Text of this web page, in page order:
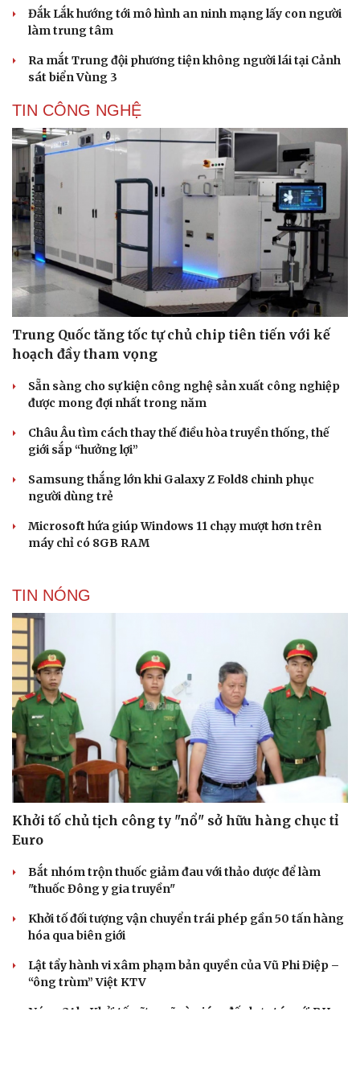
Đắk Lắk hướng tới mô hình an ninh mạng lấy con người
làm trung tâm
Ra mắt Trung đội phương tiện không người lái tại Cảnh
sát biển Vùng 3
TIN CÔNG NGHỆ
Trung Quốc tăng tốc tự chủ chip tiên tiến với kế
hoạch đầy tham vọng
Sẵn sàng cho sự kiện công nghệ sản xuất công nghiệp
được mong đợi nhất trong năm
Châu Âu tìm cách thay thế điều hòa truyền thống, thế
giới sắp “hưởng lợi”
Samsung thắng lớn khi Galaxy Z Fold8 chinh phục
người dùng trẻ
Microsoft hứa giúp Windows 11 chạy mượt hơn trên
máy chỉ có 8GB RAM
TIN NÓNG
Khởi tố chủ tịch công ty "nổ" sở hữu hàng chục tỉ
Euro
Bắt nhóm trộn thuốc giảm đau với thảo dược để làm
"thuốc Đông y gia truyền"
Khởi tố đối tượng vận chuyển trái phép gần 50 tấn hàng
hóa qua biên giới
Lật tẩy hành vi xâm phạm bản quyền của Vũ Phi Điệp –
“ông trùm” Việt KTV
Nóng 24h: Khởi tố nữ ca sĩ và giám đốc hợp tác với BH